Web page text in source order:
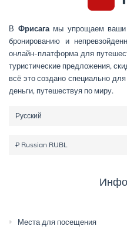
В Фрисагамы упрощаем ваши
бронированию и
онлайн-платформа для
туристические предложения,
всё это создано специально
деньги, путешествуя по миру.
Русский
₽ Russian RUBL
Места для посещения